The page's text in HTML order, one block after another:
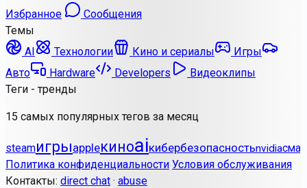
Избранное
Сообщения
Темы
AI
Технологии Кино и сериалы
Игры
Авто
Hardware Developers
Видеоклипы
Теги - тренды
15 самых популярных тегов за месяц
steamигрыappleкиноaiкибербезопасностьnvidia
Политика конфиденциальности Условия обслуживания
Контакты: direct chat · abuse